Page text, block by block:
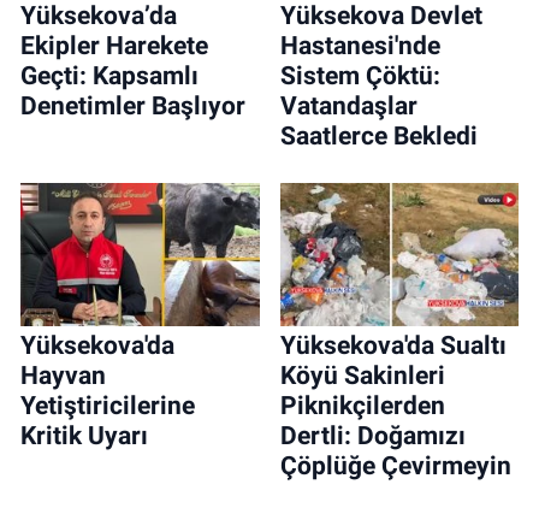
Yüksekova’da
Ekipler Harekete
Geçti: Kapsamlı
Denetimler Başlıyor
Yüksekova Devlet
Hastanesi'nde
Sistem Çöktü:
Vatandaşlar
Saatlerce Bekledi
Yüksekova'da
Hayvan
Yetiştiricilerine
Kritik Uyarı
Yüksekova'da Sualtı
Köyü Sakinleri
Piknikçilerden
Dertli: Doğamızı
Çöplüğe Çevirmeyin